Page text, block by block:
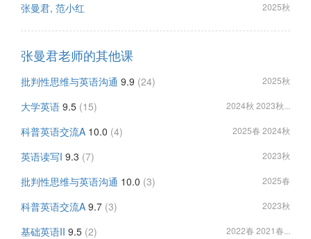
张曼君, 范小红 2025秋
张曼君老师的其他课
批判性思维与英语沟通 9.9 (24) 2025秋
大学英语 9.5 (15) 2024秋 2023秋...
科普英语交流A 10.0 (4) 2025春 2024秋
英语读写I 9.3 (7) 2023秋
批判性思维与英语沟通 10.0 (3) 2025春
科普英语交流A 9.7 (3) 2023秋
基础英语II 9.5 (2) 2022春 2021春...